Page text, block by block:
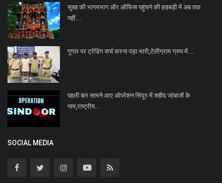
सुबह की भागमभाग और ऑफिस पहुंचने की हड़बड़ी में अब तक
नहीं...
गूगल पर ट्रेडिंग सर्च करना पड़ा भारी,टेलीग्राम ग्रुप में...
पहली बार सामने आए ऑपरेशन सिंदूर में शहीद जांबाजों के
नाम,राष्ट्रीय...
SOCIAL MEDIA